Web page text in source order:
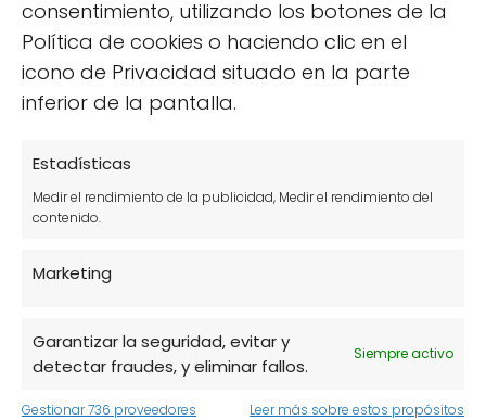
consentimiento, utilizando los botones de la
Política de cookies o haciendo clic en el
icono de Privacidad situado en la parte
inferior de la pantalla.
Estadísticas
Medir el rendimiento de la publicidad, Medir el rendimiento del
contenido.
Marketing
Garantizar la seguridad, evitar y
detectar fraudes, y eliminar fallos.
Siempre activo
Gestionar 736 proveedores Leer más sobre estos propósitos
vital para proteger la salud de tu piel. Muchos
productos convencionales contienen
sustancias que pueden causar irritación o
reacciones alérgicas. Optar por cosméticos
adversos.
Además, los
ingredientes naturales
nutrientes esenciales a la piel. Estos
hidratación y la apariencia general de tu piel.